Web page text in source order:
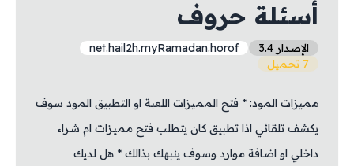
أسئلة حروف
الإصدار 3.4
net.hail2h.myRamadan.horof
7 تحميل
مميزات المود: * فتح المميزات اللعبة او التطبيق المود سوف
يكشف تلقائي اذا تطبيق كان يتطلب فتح مميزات ام شراء
داخلي او اضافة موارد وسوف ينبهك بذالك * هل لديك